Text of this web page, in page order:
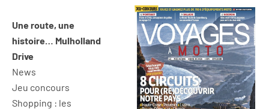
Une route, une
histoire… Mulholland
Drive
News
Jeu concours
Shopping : les